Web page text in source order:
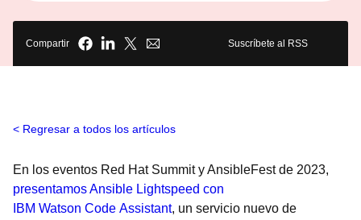
Compartir Suscríbete al RSS
Regresar a todos los artículos
En los eventos Red Hat Summit y AnsibleFest de 2023,
presentamos Ansible Lightspeed con
IBM Watson Code Assistant, un servicio nuevo de